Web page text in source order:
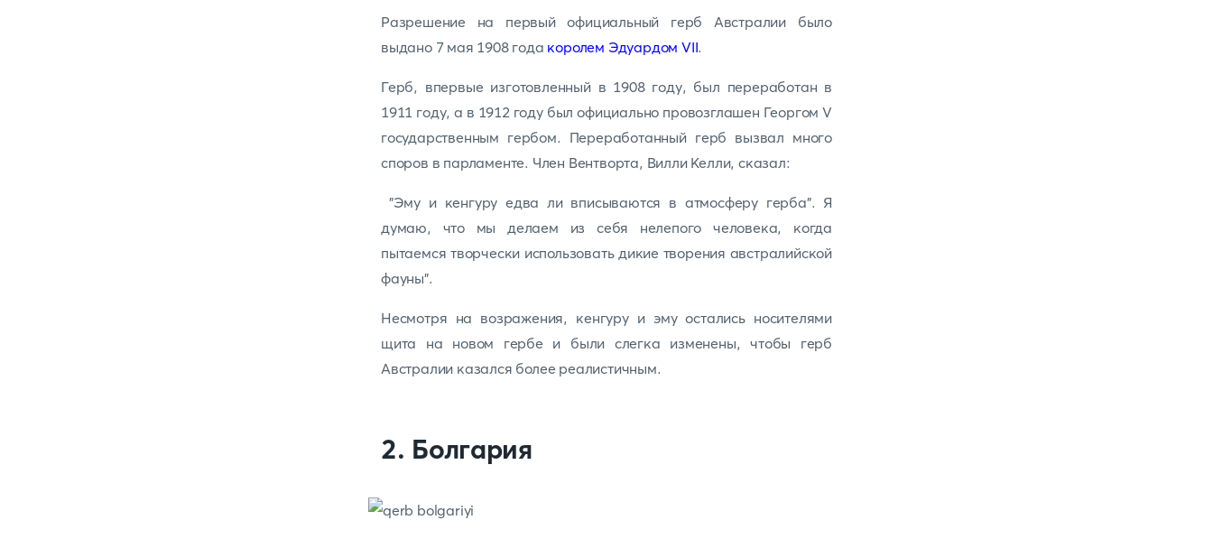
Разрешение на первый официальный герб Австралии было
выдано 7 мая 1908 года королем Эдуардом VII.
Герб, впервые изготовленный в 1908 году, был переработан в
1911 году, а в 1912 году был официально провозглашен Георгом V
государственным гербом. Переработанный герб вызвал много
споров в парламенте. Член Вентворта, Вилли Келли, сказал:
"Эму и кенгуру едва ли вписываются в атмосферу герба". Я
думаю, что мы делаем из себя нелепого человека, когда
пытаемся творчески использовать дикие творения австралийской
фауны".
Несмотря на возражения, кенгуру и эму остались носителями
щита на новом гербе и были слегка изменены, чтобы герб
Австралии казался более реалистичным.
2. Болгария